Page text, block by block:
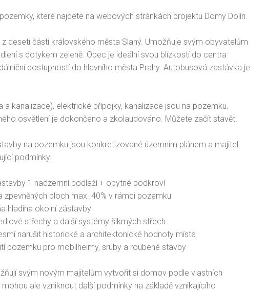
které najdete na webových stránkách projektu Domy Dolín.
z deseti částí královského města Slaný. Umožňuje svým obyvatelům
s dotykem zeleně. Obec je ideální svou blízkostí do centra
dostupností do hlavního města Prahy. Autobusová zastávka je
a kanalizace), elektrické přípojky, kanalizace jsou na pozemku.
osvětlení je dokončeno a zkolaudováno. Můžete začít stavět.
na pozemku jsou konkretizované územním plánem a majitel
podmínky.
1 nadzemní podlaží + obytné podkroví
zpevněných ploch max. 40% v rámci pozemku
hladina okolní zástavby
střechy a další systémy šikmých střech
narušit historické a architektonické hodnoty místa
pozemku pro mobilheimy, sruby a roubené stavby
svým novým majitelům vytvořit si domov podle vlastních
ale vzniknout další podmínky na základě vznikajícího